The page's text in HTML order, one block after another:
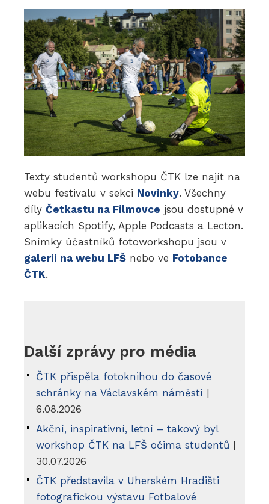
Texty studentů workshopu ČTK lze najít na
webu festivalu v sekci Novinky. Všechny
díly Četkastu na Filmovce jsou dostupné v
aplikacích Spotify, Apple Podcasts a Lecton.
Snímky účastníků fotoworkshopu jsou v
galerii na webu LFŠ nebo ve Fotobance
ČTK.
Další zprávy pro média
ČTK přispěla fotoknihou do časové
schránky na Václavském náměstí
6.08.2026
Akční, inspirativní, letní – takový byl
workshop ČTK na LFŠ očima studentů |
30.07.2026
ČTK představila v Uherském Hradišti
fotografickou výstavu Fotbalové